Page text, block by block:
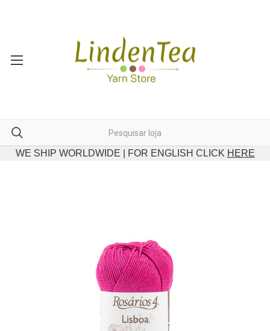
WE SHIP WORLDWIDE | FOR ENGLISH CLICK HERE